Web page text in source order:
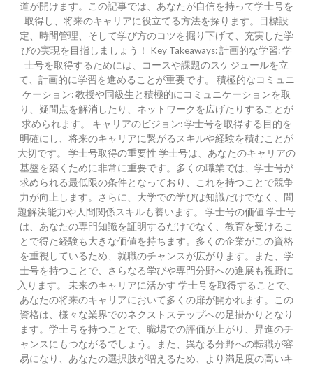
道が開けます。この記事では、あなたが自信を持って学士号を
取得し、将来のキャリアに役立てる方法を探ります。目標設
定、時間管理、そして学び方のコツを掘り下げて、充実した学
びの実現を目指しましょう！ Key Takeaways: 計画的な学習: 学
士号を取得するためには、コースや課題のスケジュールを立
て、計画的に学習を進めることが重要です。 積極的なコミュニ
ケーション: 教授や同級生と積極的にコミュニケーションを取
り、疑問点を解消したり、ネットワークを広げたりすることが
求められます。 キャリアのビジョン: 学士号を取得する目的を
明確にし、将来のキャリアに繋がるスキルや経験を積むことが
大切です。 学士号取得の重要性 学士号は、あなたのキャリアの
基盤を築くために非常に重要です。多くの職業では、学士号が
求められる最低限の条件となっており、これを持つことで競争
力が向上します。さらに、大学での学びは知識だけでなく、問
題解決能力や人間関係スキルも養います。 学士号の価値 学士号
は、あなたの専門知識を証明するだけでなく、教育を受けるこ
とで得た経験も大きな価値を持ちます。多くの企業がこの資格
を重視しているため、就職のチャンスが広がります。また、学
士号を持つことで、さらなる学びや専門分野への進展も視野に
入ります。 未来のキャリアに活かす 学士号を取得することで、
あなたの将来のキャリアにおいて多くの扉が開かれます。この
資格は、様々な業界でのネクストステップへの足掛かりとなり
ます。学士号を持つことで、職場での評価が上がり、昇進のチ
ャンスにもつながるでしょう。また、異なる分野への転職が容
易になり、あなたの選択肢が増えるため、より満足度の高いキ